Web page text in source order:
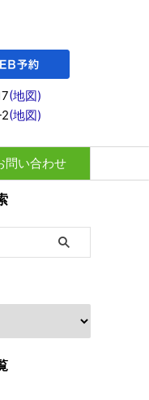
(地図)
(地図)
問い合わせ